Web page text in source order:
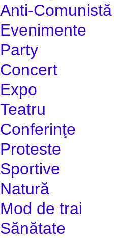
Anti-Comunistă
Evenimente
Party
Concert
Expo
Teatru
Conferinţe
Proteste
Sportive
Natură
Mod de trai
Sănătate